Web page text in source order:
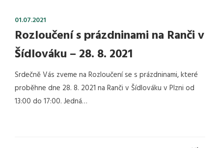
01.07.2021
Rozloučení s prázdninami na Ranči v
Šídlováku – 28. 8. 2021
Srdečně Vás zveme na Rozloučení se s prázdninami, které
proběhne dne 28. 8. 2021 na Ranči v Šídlováku v Plzni od
13:00 do 17:00. Jedná…